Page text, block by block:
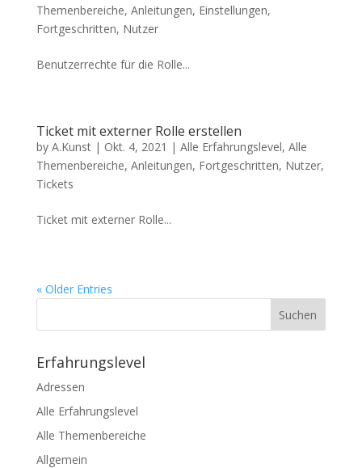
Themenbereiche, Anleitungen, Einstellungen,
Fortgeschritten, Nutzer
Benutzerrechte für die Rolle...
Ticket mit externer Rolle erstellen
by A.Kunst| Okt. 4, 2021 | Alle Erfahrungslevel, Alle
Themenbereiche, Anleitungen, Fortgeschritten, Nutzer,
Tickets
Ticket mit externer Rolle...
« Older Entries
Erfahrungslevel
Adressen
Alle Erfahrungslevel
Alle Themenbereiche
Allgemein